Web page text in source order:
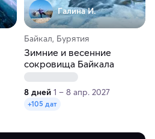
Галина И.
Байкал, Бурятия
Зимние и весенние
сокровища Байкала
8 дней 1 – 8 апр. 2027
+105 дат